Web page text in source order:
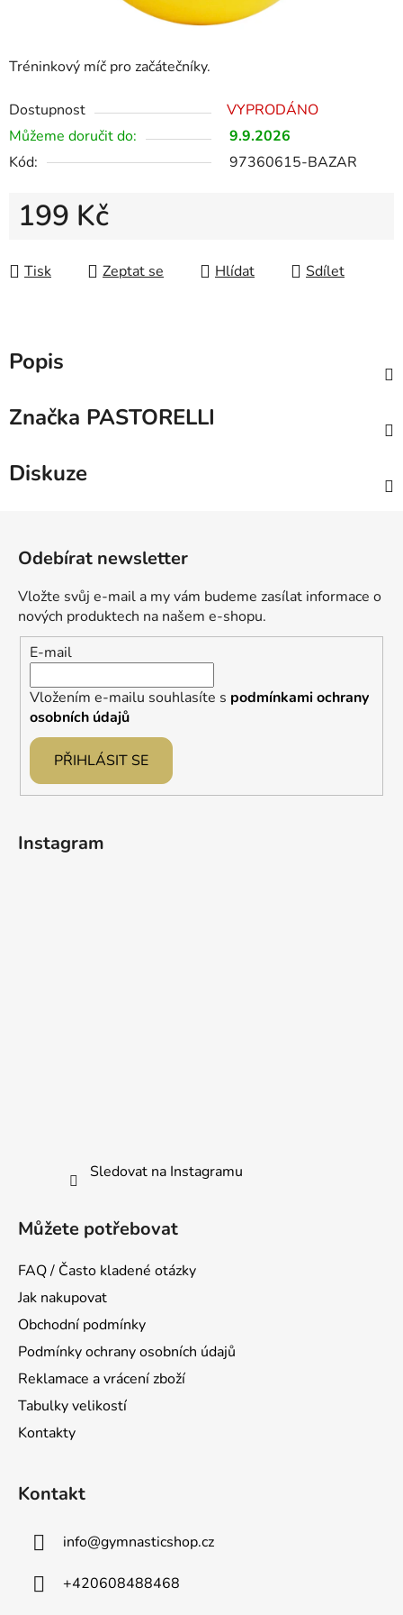
Tréninkový míč pro začátečníky.
Dostupnost
VYPRODÁNO
Můžeme doručit do:
9.9.2026
Kód:
97360615-BAZAR
199 Kč
Tisk
Zeptat se Hlídat Sdílet
Popis
Značka PASTORELLI
Diskuze
Odebírat newsletter
Vložte svůj e-mail a my vám budeme zasílat informace o
nových produktech na našem e-shopu.
E-mail
Vložením e-mailu souhlasíte s podmínkami ochrany
osobních údajů
PŘIHLÁSIT SE
Instagram
Sledovat na Instagramu
Můžete potřebovat
FAQ / Často kladené otázky
Jak nakupovat
Obchodní podmínky
Podmínky ochrany osobních údajů
Reklamace a vrácení zboží
Tabulky velikostí
Kontakty
Kontakt
info@gymnasticshop.cz
+420608488468